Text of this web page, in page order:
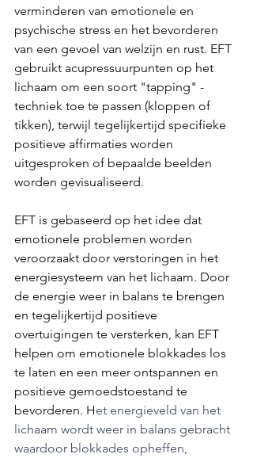
verminderen van emotionele en
psychische stress en het bevorderen
van een gevoel van welzijn en rust. EFT
gebruikt acupressuurpunten op het
lichaam om een soort "tapping" -
techniek toe te passen (kloppen of
tikken), terwijl tegelijkertijd specifieke
positieve affirmaties worden
uitgesproken of bepaalde beelden
worden gevisualiseerd.
EFT is gebaseerd op het idee dat
emotionele problemen worden
veroorzaakt door verstoringen in het
energiesysteem van het lichaam. Door
de energie weer in balans te brengen
en tegelijkertijd positieve
overtuigingen te versterken, kan EFT
helpen om emotionele blokkades los
te laten en een meer ontspannen en
positieve gemoedstoestand te
bevorderen. Het energieveld van het
lichaam wordt weer in balans gebracht
waardoor blokkades opheffen,